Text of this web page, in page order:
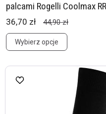
palcami Rogelli Coolmax
36,70 zł 44,90 zł
Wybierz opcje